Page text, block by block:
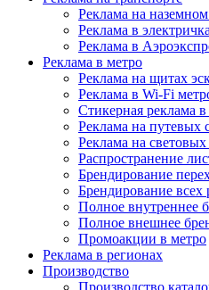
Реклама на
Реклама в
Реклама в
Реклама в метро
Реклама на щитах
Реклама в Wi-Fi
Стикерная реклама
Реклама на путевых
Реклама на световых
Распространение
Брендирование
Брендирование всех
Полное внутреннее
Полное внешнее
Промоакции в метро
Реклама в регионах
Производство
Производство